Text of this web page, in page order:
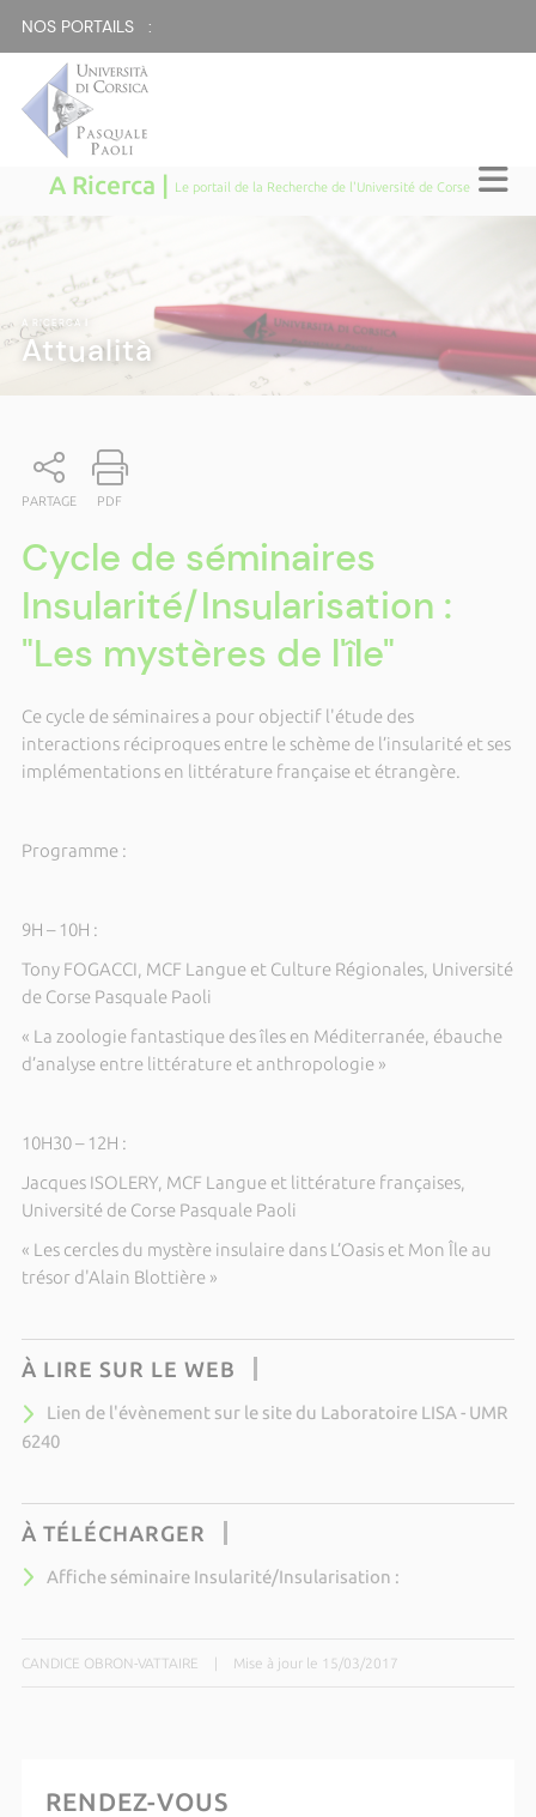
NOS PORTAILS :
A Ricerca | Le portail de la Recherche de l'Université de Corse
A RICERCA
Attualità
PARTAGE PDF
Cycle de séminaires
Insularité/Insularisation :
"Les mystères de l'île"
Ce cycle de séminaires a pour objectif l'étude des
interactions réciproques entre le schème de l’insularité et ses
implémentations en littérature française et étrangère.
Programme :
9H – 10H :
Tony FOGACCI, MCF Langue et Culture Régionales, Université
de Corse Pasquale Paoli
« La zoologie fantastique des îles en Méditerranée, ébauche
d’analyse entre littérature et anthropologie »
10H30 – 12H :
Jacques ISOLERY, MCF Langue et littérature françaises,
Université de Corse Pasquale Paoli
« Les cercles du mystère insulaire dans L’Oasis et Mon Île au
trésor d'Alain Blottière »
À LIRE SUR LE WEB
Lien de l'évènement sur le site du Laboratoire LISA - UMR
6240
À TÉLÉCHARGER
Affiche séminaire Insularité/Insularisation :
CANDICE OBRON-VATTAIRE Mise à jour le 15/03/2017
RENDEZ-VOUS